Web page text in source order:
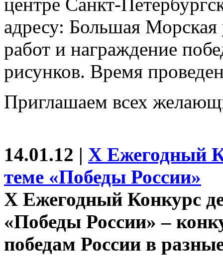
адресу: Большая Морская
работ и награждение
рисунков. Время
Приглашаем всех
14.01.12 | Х Ежегодный
теме «Победы России»
Х Ежегодный Конкурс
«Победы России» –
победам России в